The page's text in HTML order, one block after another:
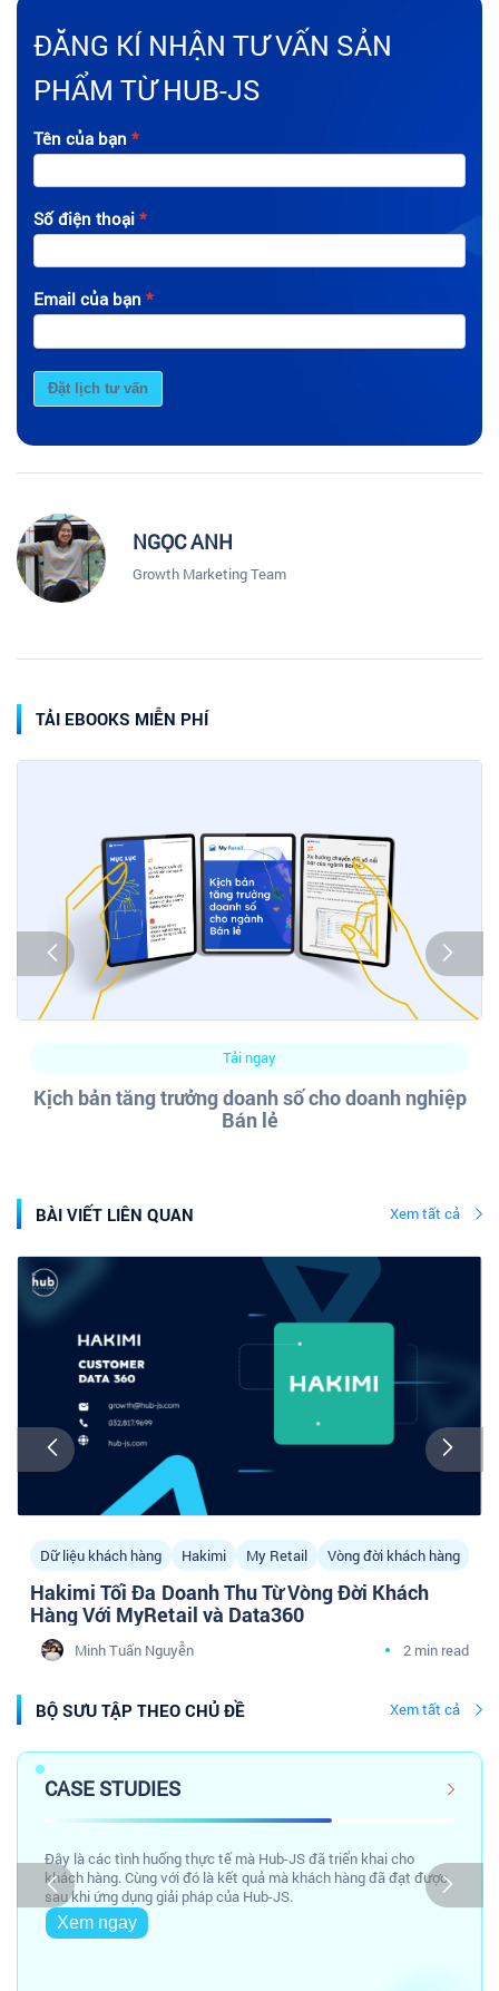
ĐĂNG KÍ NHẬN TƯ VẤN SẢN
PHẨM TỪ HUB-JS
Tên của bạn
Số điện thoại
Email của bạn
Đặt lịch tư vấn
NGỌC ANH
Growth Marketing Team
TẢI EBOOKS MIỄN PHÍ
Tải ngay
Kịch bản tăng trưởng doanh số cho doanh nghiệp
Bán lẻ
BÀI VIẾT LIÊN QUAN Xem tất cả
Dữ liệu khách hàng Hakimi My Retail Vòng đời khách hàng
Hakimi Tối Đa Doanh Thu Từ Vòng Đời Khách
Hàng Với MyRetail và Data360
Minh Tuấn Nguyễn 2 min read
BỘ SƯU TẬP THEO CHỦ ĐỀ Xem tất cả
CASE STUDIES
Đây là các tình huống thực tế mà Hub-JS đã triển khai cho
khách hàng. Cùng với đó là kết quả mà khách hàng đã đạt được
sau khi ứng dụng giải pháp của Hub-JS.
Xem ngay